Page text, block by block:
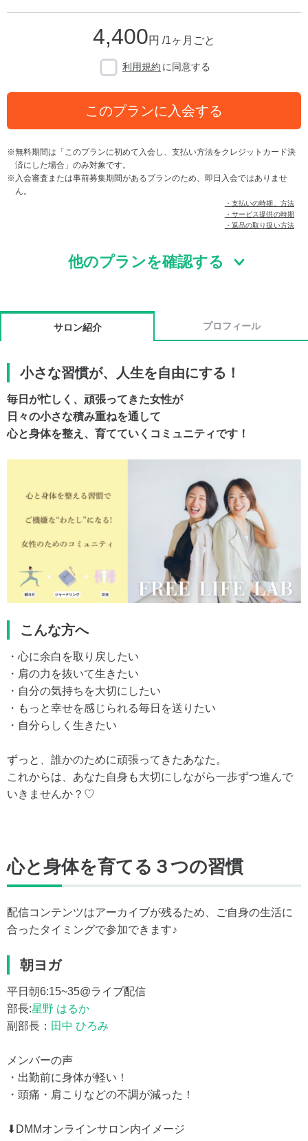
4,400円 /1ヶ月ごと
利用規約 に同意する
このプランに入会する
無料期間は「このプランに初めて入会し、支払い方法をクレジットカード決
済にした場合」のみ対象です。
入会審査または事前募集期間があるプランのため、即日入会ではありませ
ん。
・支払いの時期、方法
・サービス提供の時期
・返品の取り扱い方法
他のプランを確認する
サロン紹介 プロフィール
小さな習慣が、人生を自由にする！
毎日が忙しく、頑張ってきた女性が
日々の小さな積み重ねを通して
心と身体を整え、育てていくコミュニティです！
こんな方へ
・心に余白を取り戻したい
・肩の力を抜いて生きたい
・自分の気持ちを大切にしたい
・もっと幸せを感じられる毎日を送りたい
・自分らしく生きたい
ずっと、誰かのために頑張ってきたあなた。
これからは、あなた自身も大切にしながら一歩ずつ進んで
いきませんか？♡
心と身体を育てる３つの習慣
配信コンテンツはアーカイブが残るため、ご自身の生活に
合ったタイミングで参加できます♪
朝ヨガ
平日朝6:15~35@ライブ配信
部長:星野 はるか
副部長： 田中 ひろみ
メンバーの声
・出勤前に身体が軽い！
・頭痛・肩こりなどの不調が減った！
⬇︎DMMオンラインサロン内イメージ